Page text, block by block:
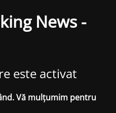
News -
este activat
Vă mulțumim pentru